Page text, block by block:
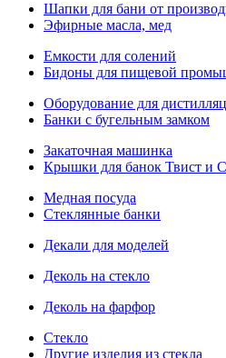
Шапки для бани от
Эфирные масла, мед
Емкости для солений
Бидоны для пищевой
Оборудование для
Банки с бугельным замком
Закаточная машинка
Крышки для банок Твист и
Медная посуда
Стеклянные банки
Декали для моделей
Деколь на стекло
Деколь на фарфор
Стекло
Другие изделия из стекла